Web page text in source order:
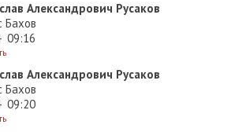
Александрович Русаков
Бахов
09:16
Александрович Русаков
Бахов
09:20